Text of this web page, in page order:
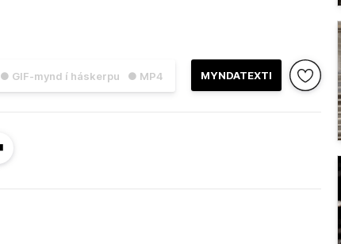
● GIF-mynd í háskerpu ● MP4 MYNDATEXTI